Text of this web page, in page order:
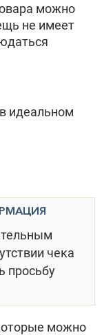
можно
не имеет
идеальном
чека
просьбу
можно